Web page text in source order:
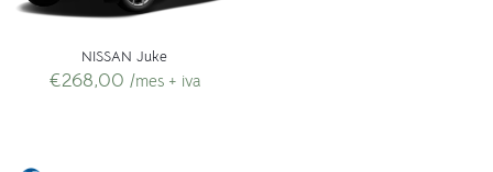
NISSAN Juke
€268,00 /mes + iva